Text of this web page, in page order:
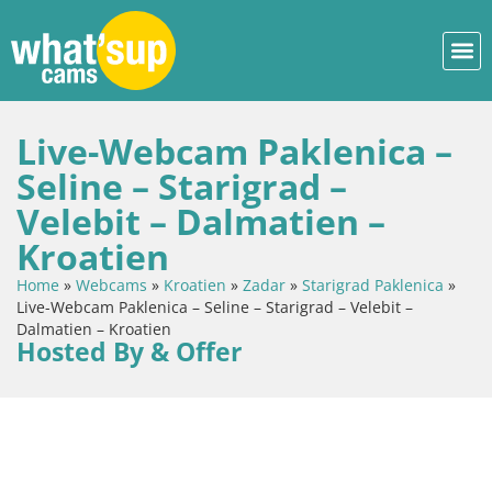
Live-Webcam Paklenica –
Seline – Starigrad –
Velebit – Dalmatien –
Kroatien
Home » Webcams » Kroatien » Zadar » Starigrad Paklenica »
Live-Webcam Paklenica – Seline – Starigrad – Velebit –
Dalmatien – Kroatien
Hosted By & Offer